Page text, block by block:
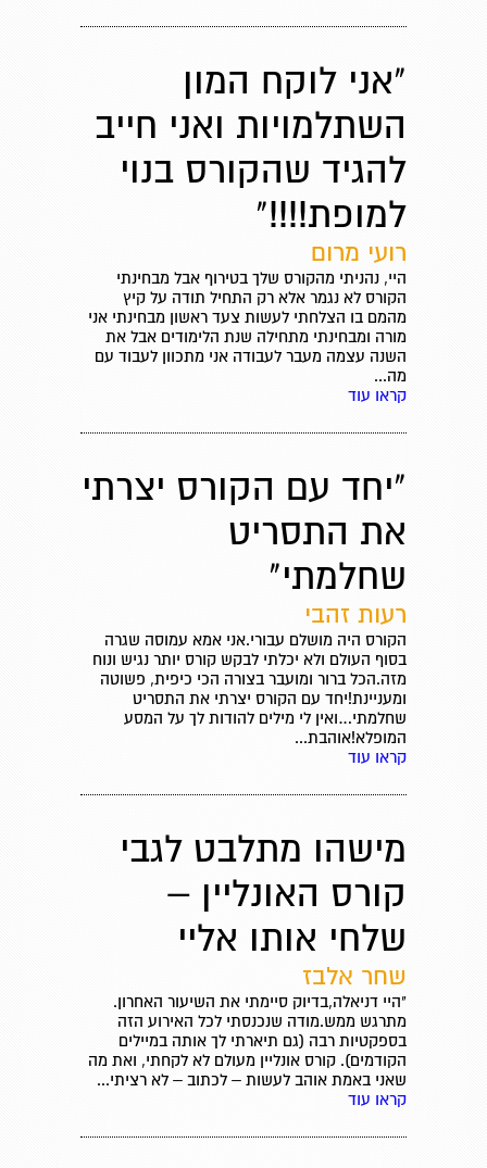
"אני לוקח המון
השתלמויות ואני חייב
להגיד שהקורס בנוי
למופת!!!!"
רועי מרום
היי, נהניתי מהקורס שלך בטירוף אבל מבחינתי
הקורס לא נגמר אלא רק התחיל תודה על קיץ
מהמם בו הצלחתי לעשות צעד ראשון מבחינתי אני
מורה ומבחינתי מתחילה שנת הלימודים אבל את
השנה עצמה מעבר לעבודה אני מתכוון לעבוד עם
מה...
קראו עוד
"יחד עם הקורס יצרתי
את התסריט
שחלמתי"
רעות זהבי
הקורס היה מושלם עבורי.אני אמא עמוסה שגרה
בסוף העולם ולא יכלתי לבקש קורס יותר נגיש ונוח
מזה.הכל ברור ומועבר בצורה הכי כיפית, פשוטה
ומעניינת!יחד עם הקורס יצרתי את התסריט
שחלמתי…ואין לי מילים להודות לך על המסע
המופלא!אוהבת...
קראו עוד
מישהו מתלבט לגבי
קורס האונליין –
שלחי אותו אליי
שחר אלבז
"היי דניאלה,בדיוק סיימתי את השיעור האחרון.
מתרגש ממש.מודה שנכנסתי לכל האירוע הזה
בספקטיות רבה (גם תיארתי לך אותה במיילים
הקודמים). קורס אונליין מעולם לא לקחתי, ואת מה
שאני באמת אוהב לעשות – לכתוב – לא רציתי...
קראו עוד